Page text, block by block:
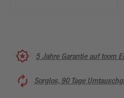
5 Jahre Garantie auf toom
Sorglos, 90 Tage